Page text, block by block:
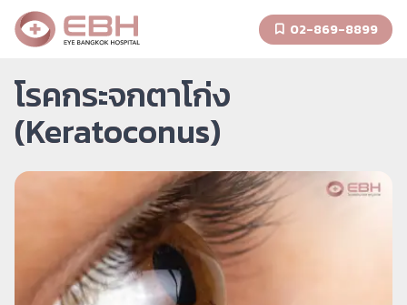
02-869-8899
โรคกระจกตาโก่ง
(Keratoconus)